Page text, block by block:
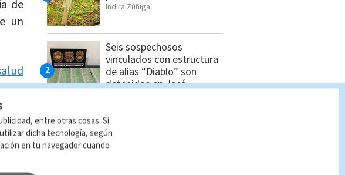
de
un
la
Indira Zúñiga
Seis sospechosos
vinculados con estructura
de alias “Diablo” son
detenidos en Jacó
Estos son los nuevos
precios de los
combustibles a partir del
entre otras cosas. Si
dicha tecnología, según
en tu navegador cuando